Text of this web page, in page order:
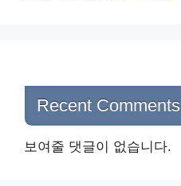
Recent Comments
보여줄 댓글이 없습니다.